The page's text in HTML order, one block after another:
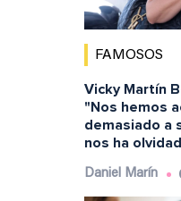
FAMOSOS
Vicky Martín
"Nos hemos
demasiado a
nos ha
Daniel Marín